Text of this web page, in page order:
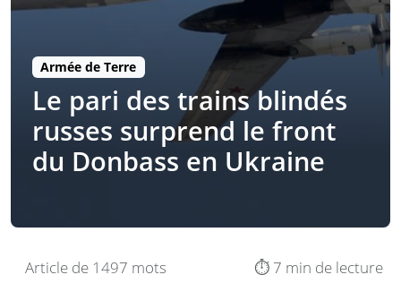
Armée de Terre
Le pari des trains blindés
russes surprend le front
du Donbass en Ukraine
Article de 1497 mots ⏱️ 7 min de lecture